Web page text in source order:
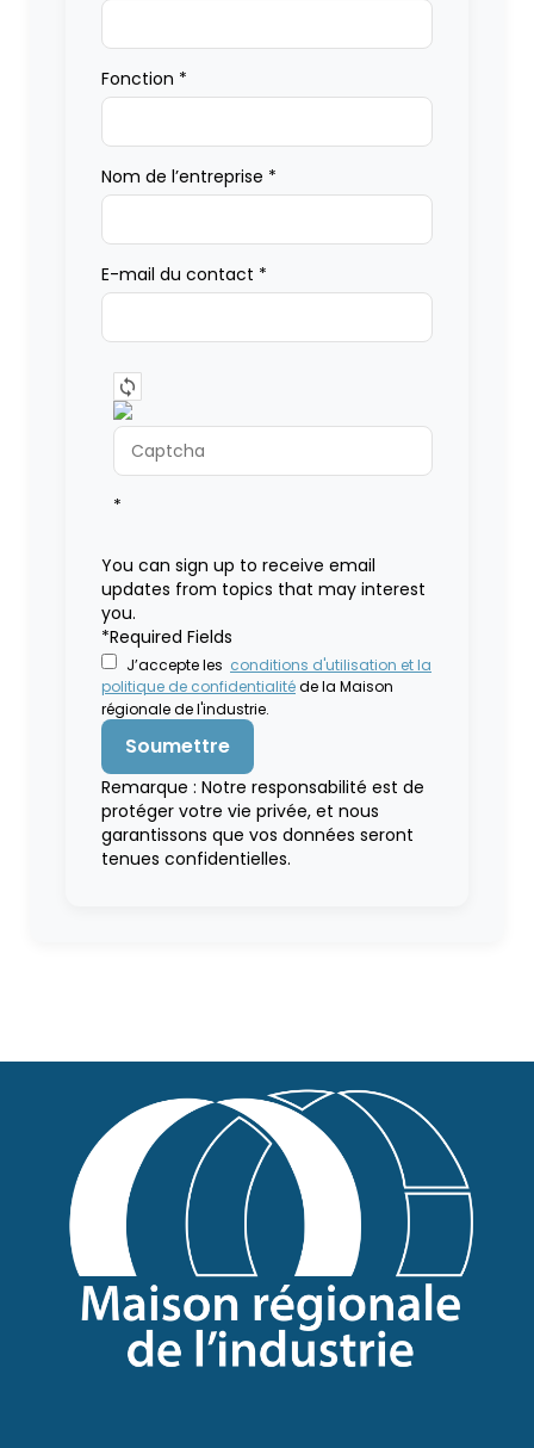
Fonction *
Nom de l’entreprise *
E-mail du contact *
*
You can sign up to receive email
updates from topics that may interest
you.
*Required Fields
J’accepte les conditions d'utilisation et la
politique de confidentialitéde la Maison
régionale de l'industrie.
Remarque : Notre responsabilité est de
protéger votre vie privée, et nous
garantissons que vos données seront
tenues confidentielles.